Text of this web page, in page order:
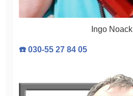
Ingo Noack
☎️ 030-55 27 84 05